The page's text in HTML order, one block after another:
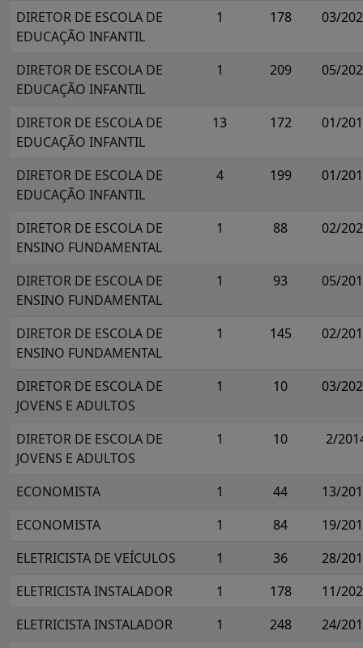
DIRETOR DE ESCOLA DE
EDUCAÇÃO INFANTIL
1 178 03/
DIRETOR DE ESCOLA DE
EDUCAÇÃO INFANTIL
1 209 05/
DIRETOR DE ESCOLA DE
EDUCAÇÃO INFANTIL
13 172 01/
DIRETOR DE ESCOLA DE
EDUCAÇÃO INFANTIL
4 199 01/
DIRETOR DE ESCOLA DE
ENSINO FUNDAMENTAL
1 88 02/
DIRETOR DE ESCOLA DE
ENSINO FUNDAMENTAL
1 93 05/
DIRETOR DE ESCOLA DE
ENSINO FUNDAMENTAL
1 145 02/
DIRETOR DE ESCOLA DE
JOVENS E ADULTOS
1 10 03/
DIRETOR DE ESCOLA DE
JOVENS E ADULTOS
1 10 2/
ECONOMISTA 1 44
13/
ECONOMISTA
1 84
19/
ELETRICISTA DE VEÍCULOS
1 36
28/
ELETRICISTA INSTALADOR
1 178
11/
ELETRICISTA INSTALADOR
1 248
24/